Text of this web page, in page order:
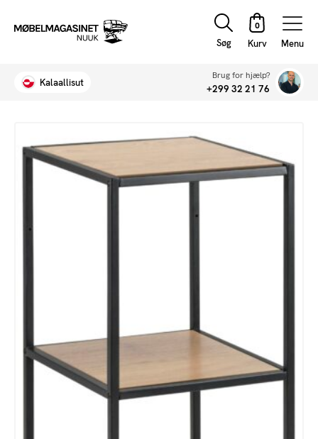
Søg Menu
Kalaallisut
Brug for hjælp?
+299 32 21 76